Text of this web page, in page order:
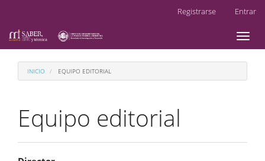
Contenido
principal
lateral
Registrarse Entrar
Toggle
INICIO EQUIPO EDITORIAL
Equipo editorial